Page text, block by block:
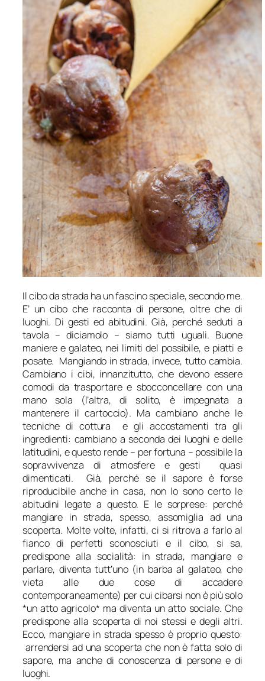
Il cibo da strada ha un fascino speciale, secondo me.
E’ un cibo che racconta di persone, oltre che di
luoghi. Di gesti ed abitudini. Già, perché seduti a
tavola – diciamolo – siamo tutti uguali. Buone
maniere e galateo, nei limiti del possibile, e piatti e
posate. Mangiando in strada, invece, tutto cambia.
Cambiano i cibi, innanzitutto, che devono essere
comodi da trasportare e sbocconcellare con una
mano sola (l’altra, di solito, è impegnata a
mantenere il cartoccio). Ma cambiano anche le
tecniche di cottura e gli accostamenti tra gli
ingredienti: cambiano a seconda dei luoghi e delle
latitudini, e questo rende – per fortuna – possibile la
sopravvivenza di atmosfere e gesti quasi
dimenticati. Già, perché se il sapore è forse
riproducibile anche in casa, non lo sono certo le
abitudini legate a questo. E le sorprese: perché
mangiare in strada, spesso, assomiglia ad una
scoperta. Molte volte, infatti, ci si ritrova a farlo al
fianco di perfetti sconosciuti e il cibo, si sa,
predispone alla socialità: in strada, mangiare e
parlare, diventa tutt’uno (in barba al galateo, che
vieta alle due cose di accadere
contemporaneamente) per cui cibarsi non è più solo
*un atto agricolo* ma diventa un atto sociale. Che
predispone alla scoperta di noi stessi e degli altri.
Ecco, mangiare in strada spesso è proprio questo:
arrendersi ad una scoperta che non è fatta solo di
sapore, ma anche di conoscenza di persone e di
luoghi.